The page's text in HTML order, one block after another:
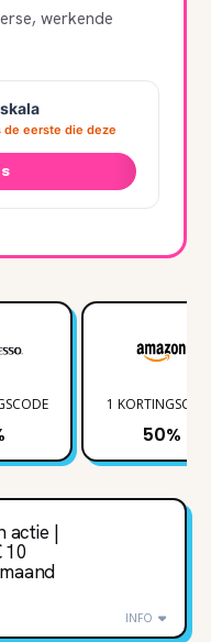
werkende
eerste die deze
1
50%
actie |
10
INFO